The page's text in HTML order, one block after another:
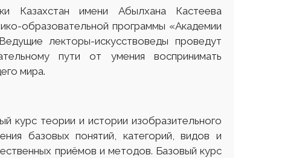
Казахстан имени Абылхана Кастеева
образовательной программы «Академии
лекторы-искусствоведы проведут
пути от умения воспринимать
мира.
курс теории и истории изобразительного
базовых понятий, категорий, видов и
приёмов и методов. Базовый курс